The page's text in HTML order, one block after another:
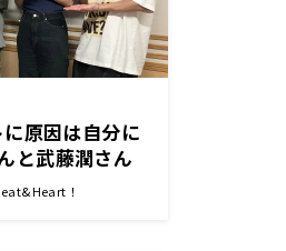
原因は自分に
と武藤潤さん
分にある！
！